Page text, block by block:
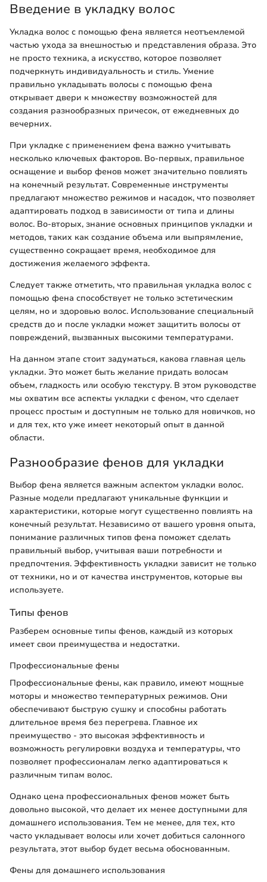
Введение в укладку волос
Укладка волос с помощью фена является неотъемлемой
частью ухода за внешностью и представления образа. Это
не просто техника, а искусство, которое позволяет
подчеркнуть индивидуальность и стиль. Умение
правильно укладывать волосы с помощью фена
открывает двери к множеству возможностей для
создания разнообразных причесок, от ежедневных до
вечерних.
При укладке с применением фена важно учитывать
несколько ключевых факторов. Во-первых, правильное
оснащение и выбор фенов может значительно повлиять
на конечный результат. Современные инструменты
предлагают множество режимов и насадок, что позволяет
адаптировать подход в зависимости от типа и длины
волос. Во-вторых, знание основных принципов укладки и
методов, таких как создание объема или выпрямление,
существенно сокращает время, необходимое для
достижения желаемого эффекта.
Следует также отметить, что правильная укладка волос с
помощью фена способствует не только эстетическим
целям, но и здоровью волос. Использование специальный
средств до и после укладки может защитить волосы от
повреждений, вызванных высокими температурами.
На данном этапе стоит задуматься, какова главная цель
укладки. Это может быть желание придать волосам
объем, гладкость или особую текстуру. В этом руководстве
мы охватим все аспекты укладки с феном, что сделает
процесс простым и доступным не только для новичков, но
и для тех, кто уже имеет некоторый опыт в данной
области.
Разнообразие фенов для укладки
Выбор фена является важным аспектом укладки волос.
Разные модели предлагают уникальные функции и
характеристики, которые могут существенно повлиять на
конечный результат. Независимо от вашего уровня опыта,
понимание различных типов фена поможет сделать
правильный выбор, учитывая ваши потребности и
предпочтения. Эффективность укладки зависит не только
от техники, но и от качества инструментов, которые вы
используете.
Типы фенов
Разберем основные типы фенов, каждый из которых
имеет свои преимущества и недостатки.
Профессиональные фены
Профессиональные фены, как правило, имеют мощные
моторы и множество температурных режимов. Они
обеспечивают быструю сушку и способны работать
длительное время без перегрева. Главное их
преимущество - это высокая эффективность и
возможность регулировки воздуха и температуры, что
позволяет профессионалам легко адаптироваться к
различным типам волос.
Однако цена профессиональных фенов может быть
довольно высокой, что делает их менее доступными для
домашнего использования. Тем не менее, для тех, кто
часто укладывает волосы или хочет добиться салонного
результата, этот выбор будет весьма обоснованным.
Фены для домашнего использования